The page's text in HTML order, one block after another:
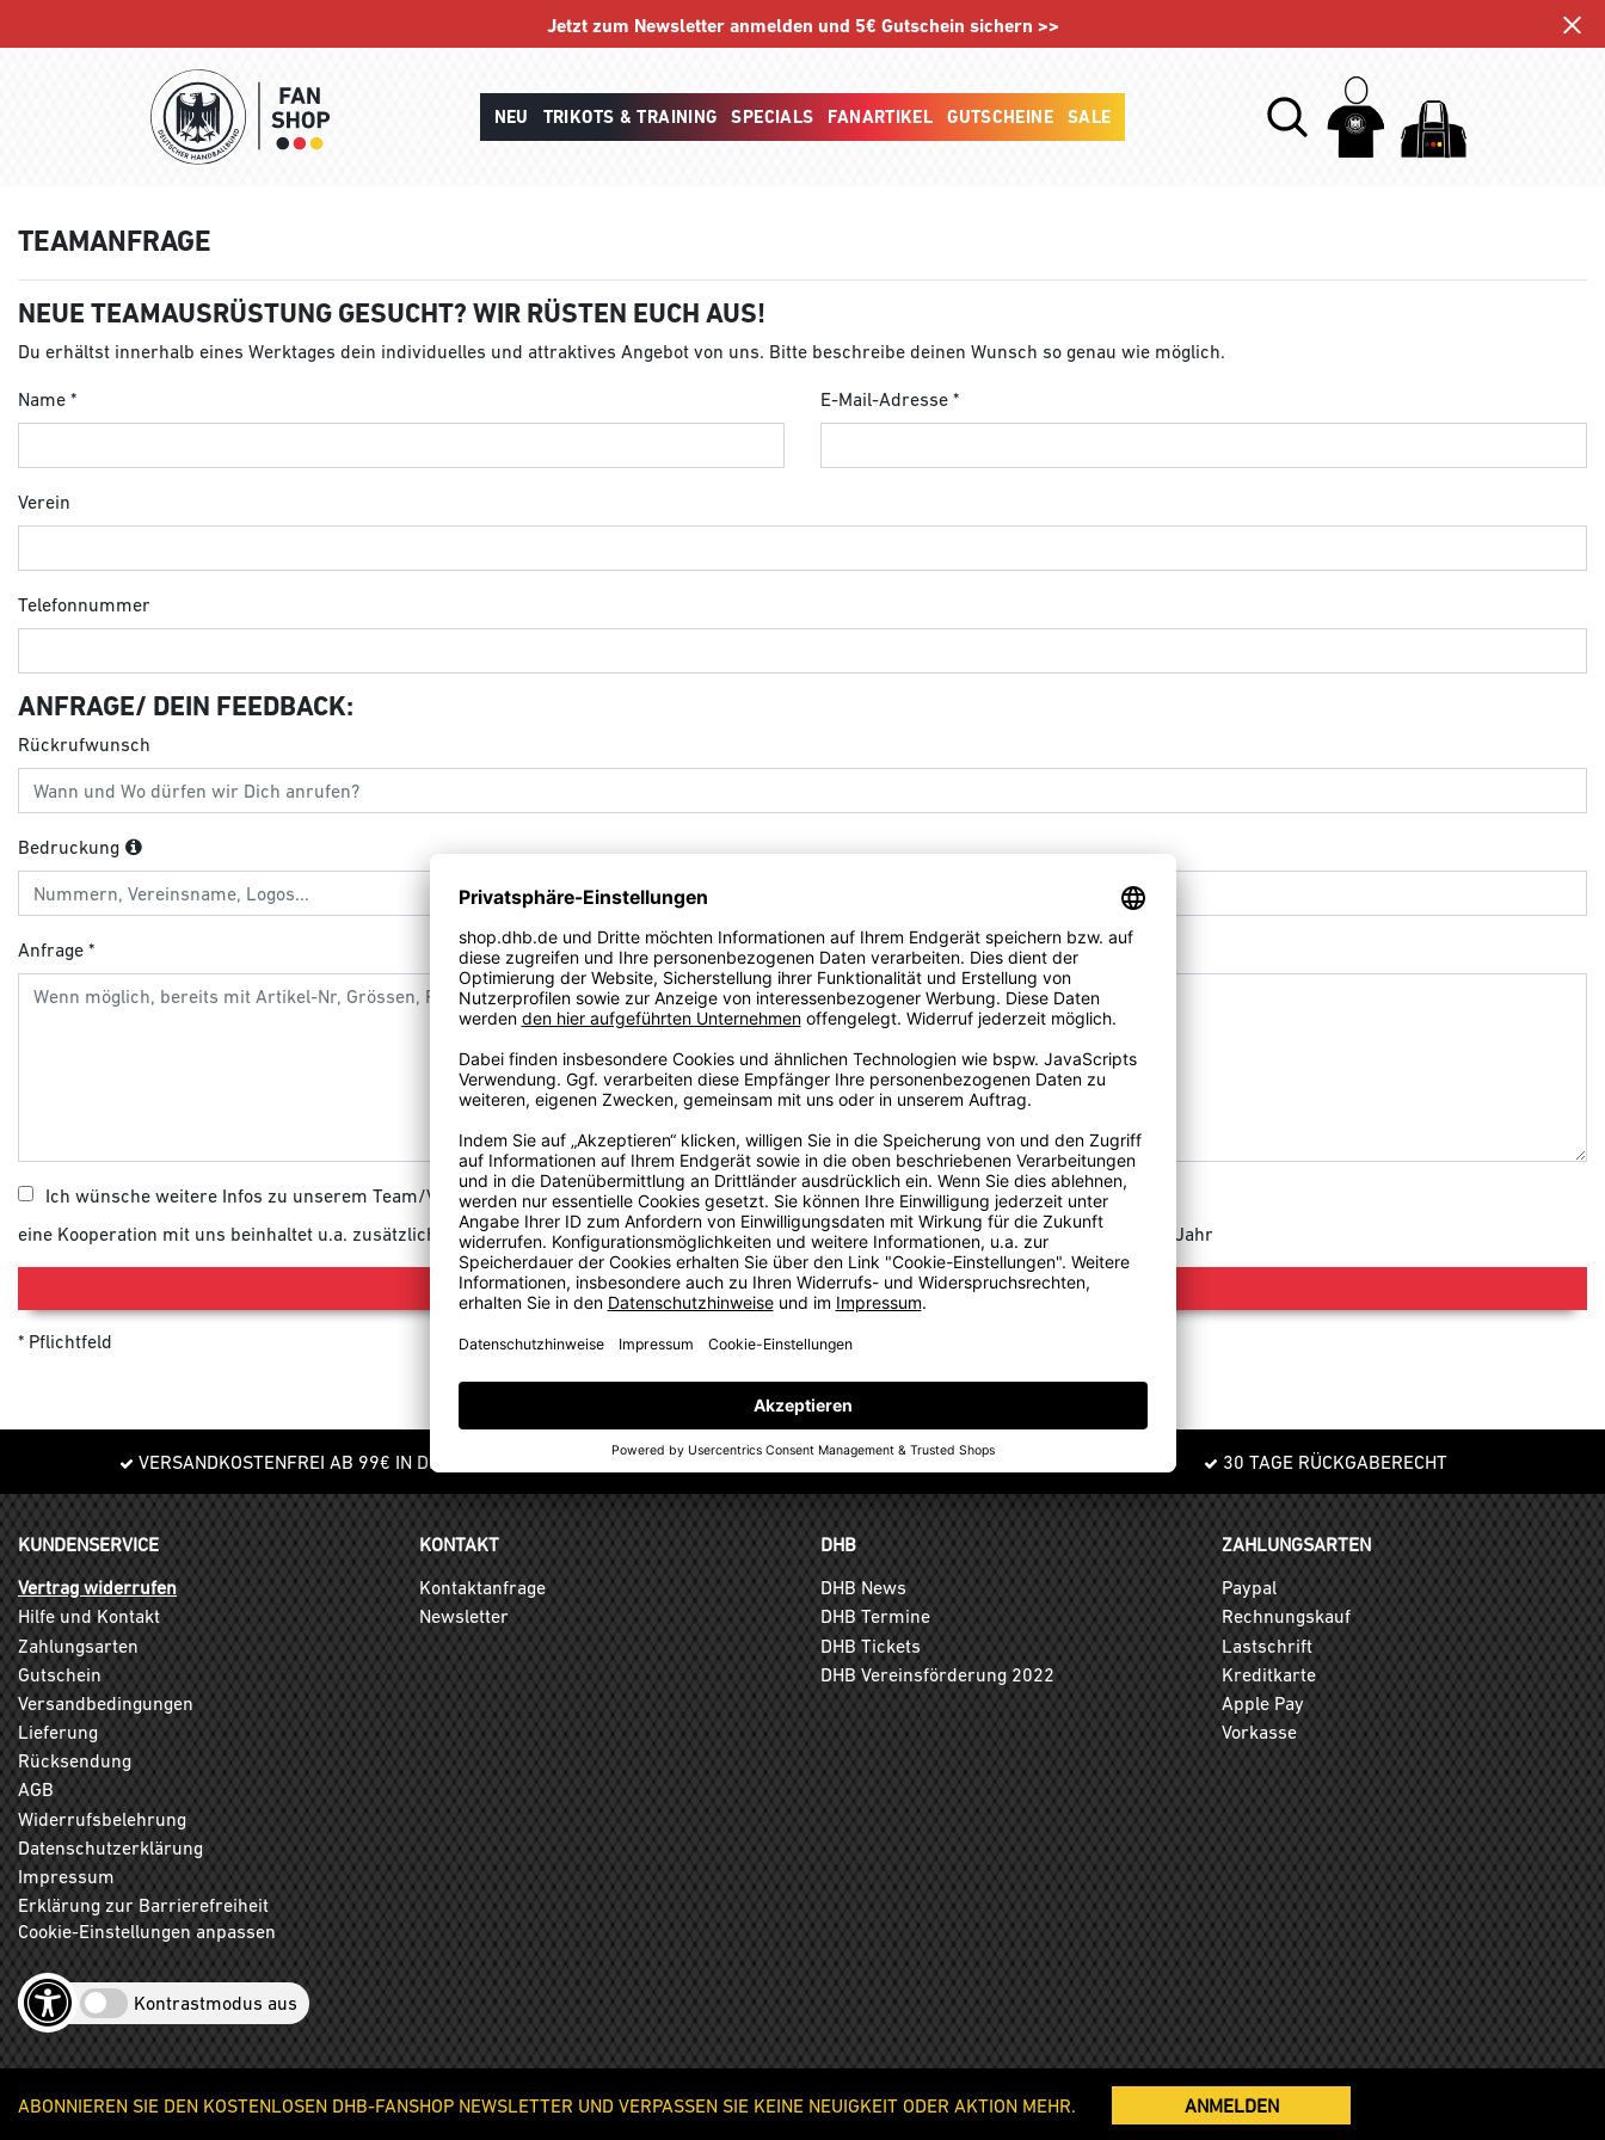
Jetzt zum Newsletter anmelden und 5€ Gutschein sichern >>
NEU TRIKOTS & TRAINING SPECIALS FANARTIKEL GUTSCHEINE SALE
TEAMANFRAGE
NEUE TEAMAUSRÜSTUNG GESUCHT? WIR RÜSTEN EUCH AUS!
Du erhältst innerhalb eines Werktages dein individuelles und attraktives Angebot von uns. Bitte beschreibe deinen Wunsch so genau wie möglich.
Name E-Mail-Adresse
Verein
Telefonnummer
ANFRAGE/ DEIN FEEDBACK:
Rückrufwunsch
Bedruckung
Anfrage
Ich wünsche weitere Infos zu unserem Team/Vereinskooperationskonzept
eine Kooperation mit uns beinhaltet u.a. zusätzliche Rabatte für alle Mitglieder des Kooperationspartners auch auf Einzelkäufe 365 Tage im Jahr
TEAMANFRAGE SENDEN
Pflichtfeld
VERSANDKOSTENFREI AB 99€ IN DE GELD-ZURÜCK-GARANTIE 30 TAGE RÜCKGABERECHT
KUNDENSERVICE
Vertrag widerrufen
Hilfe und Kontakt
Zahlungsarten
Gutschein
Versandbedingungen
Lieferung
Rücksendung
AGB
Widerrufsbelehrung
Datenschutzerklärung
Impressum
Erklärung zur Barrierefreiheit
Cookie-Einstellungen anpassen
Kontrastmodus aus
KONTAKT
Kontaktanfrage
Newsletter
DHB
DHB News
DHB Termine
DHB Tickets
DHB Vereinsförderung 2022
ZAHLUNGSARTEN
Paypal
Rechnungskauf
Lastschrift
Kreditkarte
Apple Pay
Vorkasse
ABONNIEREN SIE DEN KOSTENLOSEN DHB-FANSHOP NEWSLETTER UND VERPASSEN SIE KEINE NEUIGKEIT ODER AKTION MEHR. ANMELDEN